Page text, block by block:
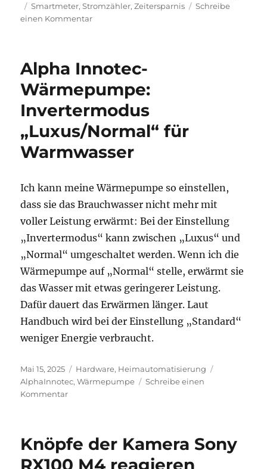
amSchlagwörter
Smartmeter,Stromzähler,Zeitersparnis
Schreibe
einen Kommentarzu
Smartmeter
Alpha Innotec-
Wärmepumpe:
Invertermodus
„Luxus/Normal“ für
Warmwasser
Ich kann meine Wärmepumpe so einstellen,
dass sie das Brauchwasser nicht mehr mit
voller Leistung erwärmt: Bei der Einstellung
„Invertermodus“ kann zwischen „Luxus“ und
„Normal“ umgeschaltet werden. Wenn ich die
Wärmepumpe auf „Normal“ stelle, erwärmt sie
das Wasser mit etwas geringerer Leistung.
Dafür dauert das Erwärmen länger. Laut
Handbuch wird bei der Einstellung „Standard“
weniger Energie verbraucht.
Veröffentlicht
am
Mai 15, 2025 Kategorien
Hardware, Heimautomatisierung
AlphaInnotec,Wärmepumpe
Schreibe einen
Kommentarzu
Invertermodus
Knöpfe der Kamera Sony
RX100 M4 reagieren